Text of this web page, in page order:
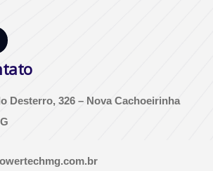
Desterro, 326 – Nova Cachoeirinha